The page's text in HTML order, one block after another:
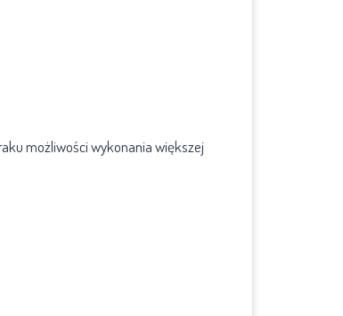
możliwości wykonania większej